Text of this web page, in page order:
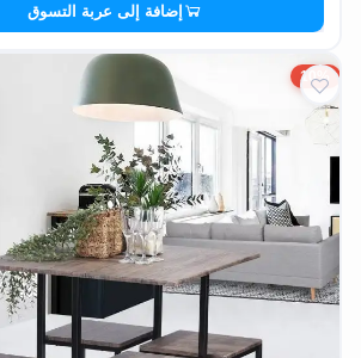
إضافة إلى عربة التسوق
10%